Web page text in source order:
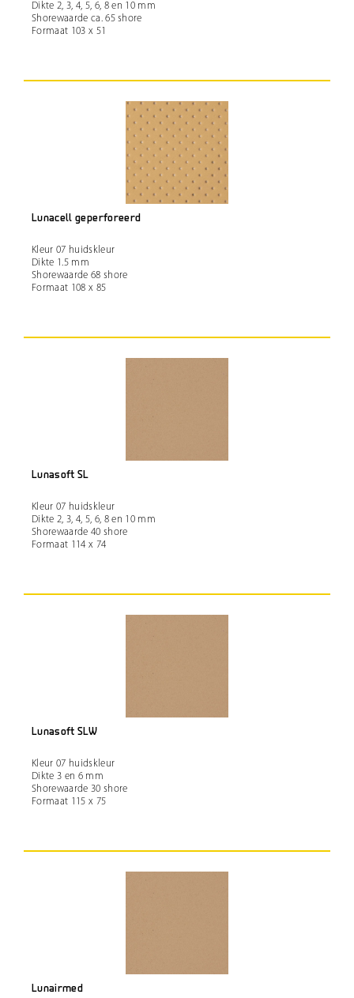
Dikte 2, 3, 4, 5, 6, 8 en 10 mm
Shorewaarde ca. 65 shore
Formaat 103 x 51
Lunacell geperforeerd
Kleur 07 huidskleur
Dikte 1.5 mm
Shorewaarde 68 shore
Formaat 108 x 85
Lunasoft SL
Kleur 07 huidskleur
Dikte 2, 3, 4, 5, 6, 8 en 10 mm
Shorewaarde 40 shore
Formaat 114 x 74
Lunasoft SLW
Kleur 07 huidskleur
Dikte 3 en 6 mm
Shorewaarde 30 shore
Formaat 115 x 75
Lunairmed